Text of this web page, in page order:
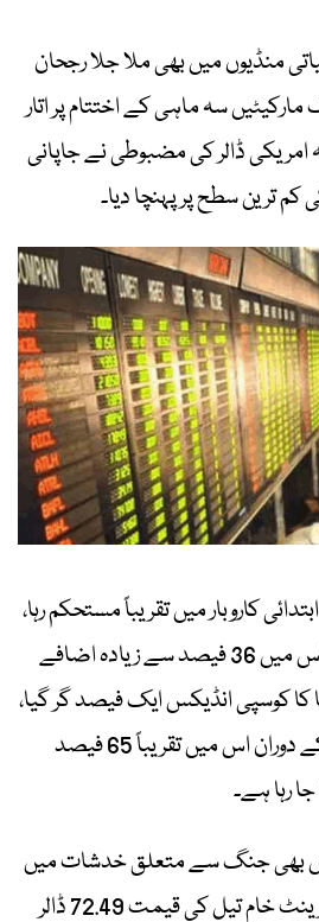
منڈیوں میں بھی ملا جلا رجحان
مارکیٹیں سہ ماہی کے اختتام پر اتار
امریکی ڈالر کی مضبوطی نے جاپانی
کم ترین سطح پر پہنچا دیا۔
کاروبار میں تقریباً مستحکم رہا،
تاہم رواں سہ ماہی میں اس میں 36 فیصد سے زیادہ اضافے
کا کوسپی انڈیکس ایک فیصد گر گیا،
اگرچہ دوسری سہ ماہی کے دوران اس میں تقریباً 65 فیصد
رہا ہے۔
بھی جنگ سے متعلق خدشات میں
نمایاں کمی آئی ہے اور برینٹ خام تیل کی قیمت 72.49 ڈالر